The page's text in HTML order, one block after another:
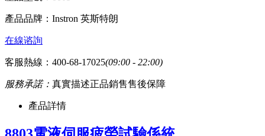
產品品牌： Instron 英斯特朗
在線谘詢
客服熱線：400-68-17025(09:00 - 22:00)
服務承諾： 真實描述正品銷售售後保障
產品詳情